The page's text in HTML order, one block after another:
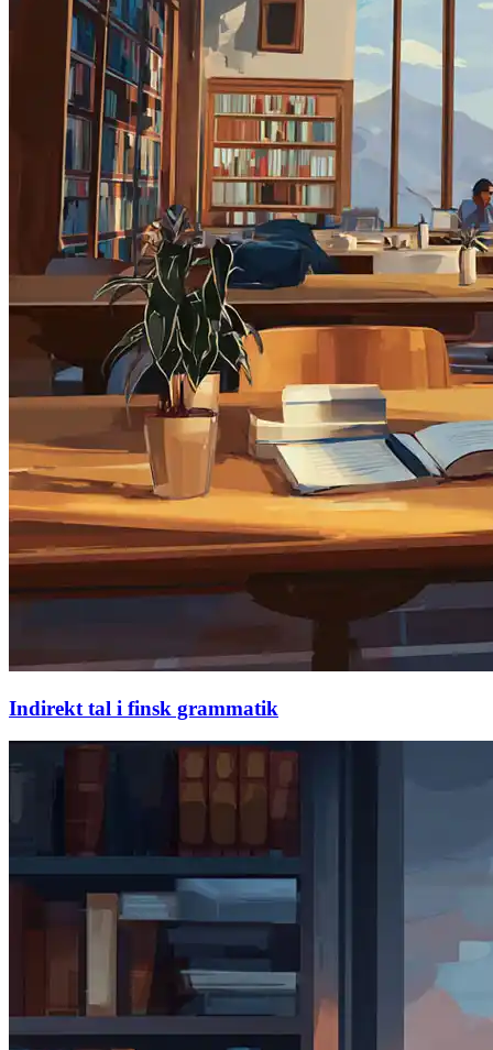
Indirekt tal i finsk grammatik